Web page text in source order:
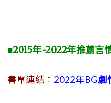
■2015年~2022年推薦言
書單連結： 2022年BG劇